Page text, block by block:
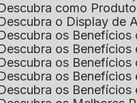
Descubra como
Descubra o Display de
Descubra os
Descubra os
Descubra os
Descubra os
Descubra os